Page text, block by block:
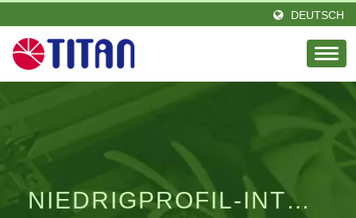
DEUTSCH
NIEDRIGPROFIL-INTEL-